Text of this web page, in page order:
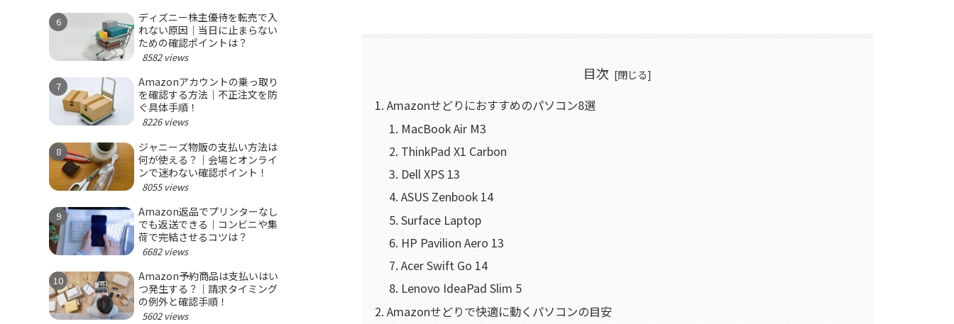
目次
Amazonせどりにおすすめのパソコン8選
MacBook Air M3
ThinkPad X1 Carbon
Dell XPS 13
ASUS Zenbook 14
Surface Laptop
HP Pavilion Aero 13
Acer Swift Go 14
Lenovo IdeaPad Slim 5
Amazonせどりで快適に動くパソコンの目安
ディズニー株主優待を転売で入
れない原因｜当日に止まらない
ための確認ポイントは？
8582 views
Amazonアカウントの乗っ取り
を確認する方法｜不正注文を防
ぐ具体手順！
8226 views
ジャニーズ物販の支払い方法は
何が使える？｜会場とオンライ
ンで迷わない確認ポイント！
8055 views
Amazon返品でプリンターなし
でも返送できる｜コンビニや集
荷で完結させるコツは？
6682 views
Amazon予約商品は支払いはい
つ発生する？｜請求タイミング
の例外と確認手順！
5602 views